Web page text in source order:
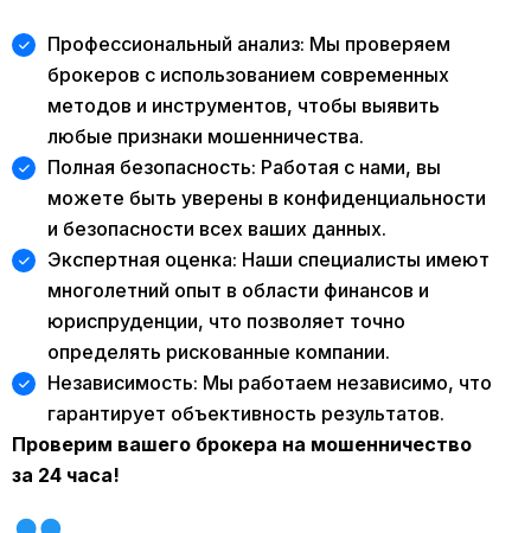
Профессиональный анализ: Мы проверяем
брокеров с использованием современных
методов и инструментов, чтобы выявить
любые признаки мошенничества.
Полная безопасность: Работая с нами, вы
можете быть уверены в конфиденциальности
и безопасности всех ваших данных.
Экспертная оценка: Наши специалисты имеют
многолетний опыт в области финансов и
юриспруденции, что позволяет точно
определять рискованные компании.
Независимость: Мы работаем независимо, что
гарантирует объективность результатов.
Проверим вашего брокера на мошенничество
за 24 часа!